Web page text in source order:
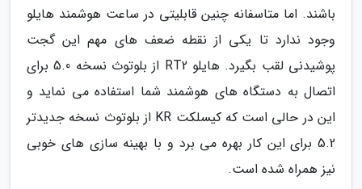
باشند. اما متاسفانه چنین قابلیتی در ساعت هوشمند هایلو
وجود ندارد تا یکی از نقطه ضعف های مهم این گجت
پوشیدنی لقب بگیرد. هایلو RT2 از بلوتوث نسخه 5.0 برای
اتصال به دستگاه های هوشمند شما استفاده می نماید و
این در حالی است که کیسلکت KR از بلوتوث نسخه جدیدتر
5.2 برای این کار بهره می برد و با بهینه سازی های خوبی
نیز همراه شده است.